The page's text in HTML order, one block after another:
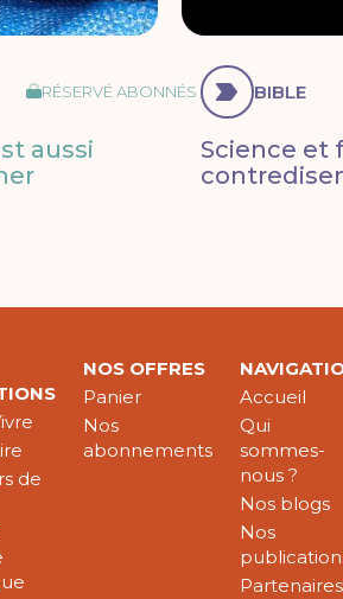
RÉSERVÉ ABONNÉS
aussi
BIBLE
Science et
de
NOS OFFRES
Panier
Nos
abonnements
Accueil
Qui
sommes-
nous ?
Nos blogs
Nos
Partenaires